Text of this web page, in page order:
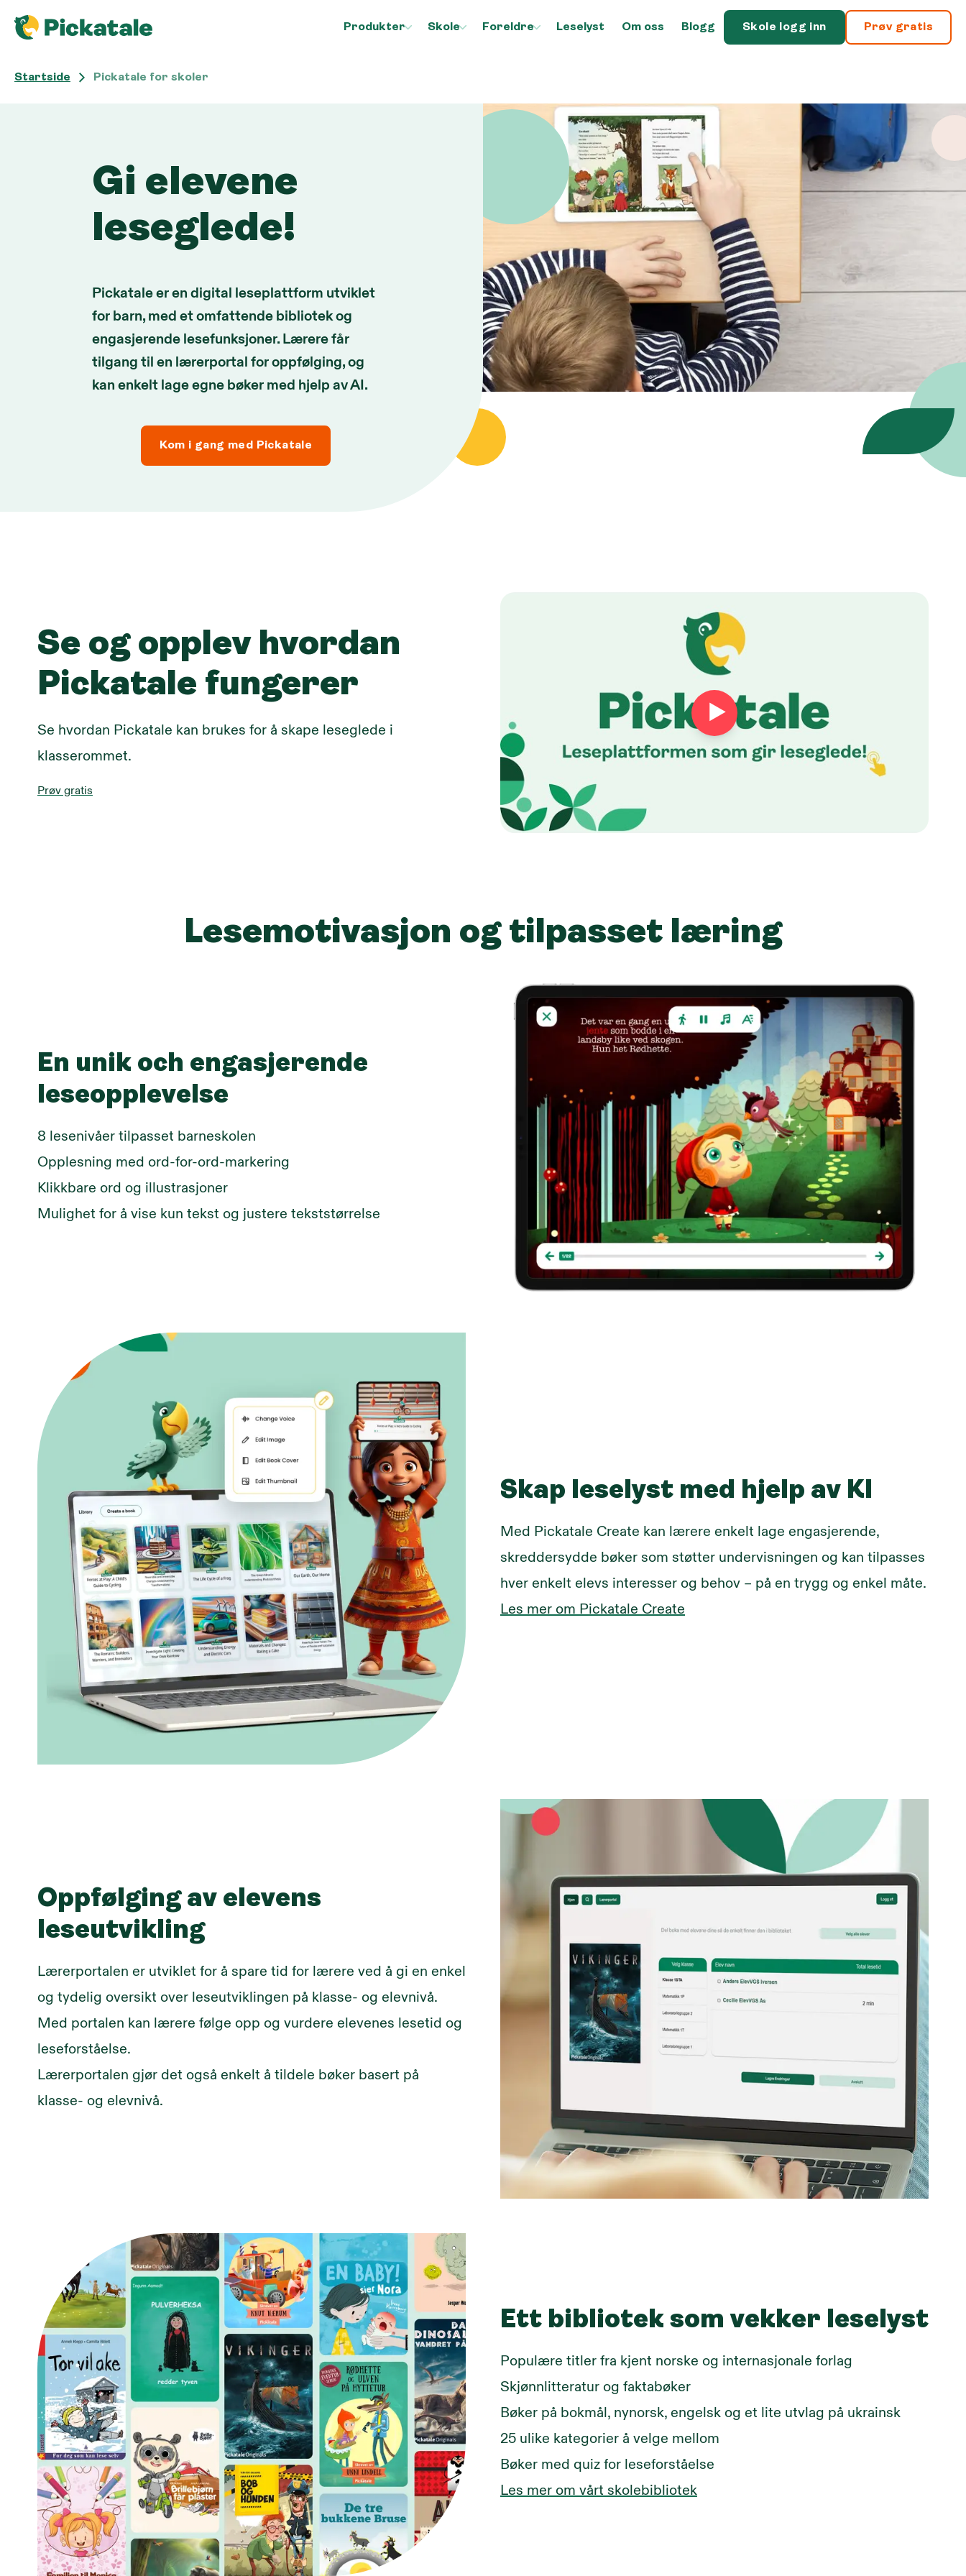
Produkter Skole Foreldre Leselyst Om oss Blogg Skole logg inn Prøv gratis
Startside Pickatale for skoler
Gi elevene
leseglede!
Pickatale er en digital leseplattform utviklet
for barn, med et omfattende bibliotek og
engasjerende lesefunksjoner. Lærere får
tilgang til en lærerportal for oppfølging, og
kan enkelt lage egne bøker med hjelp av AI.
Kom i gang med Pickatale
Se og opplev hvordan
Pickatale fungerer
Se hvordan Pickatale kan brukes for å skape leseglede i
klasserommet.
Prøv gratis
Lesemotivasjon og tilpasset læring
En unik och engasjerende
leseopplevelse
8 lesenivåer tilpasset barneskolen
Opplesning med ord-for-ord-markering
Klikkbare ord og illustrasjoner
Mulighet for å vise kun tekst og justere tekststørrelse
Skap leselyst med hjelp av KI
Med Pickatale Create kan lærere enkelt lage engasjerende,
skreddersydde bøker som støtter undervisningen og kan tilpasses
hver enkelt elevs interesser og behov – på en trygg og enkel måte.
Les mer om Pickatale Create
Oppfølging av elevens
leseutvikling
Lærerportalen er utviklet for å spare tid for lærere ved å gi en enkel
og tydelig oversikt over leseutviklingen på klasse- og elevnivå.
Med portalen kan lærere følge opp og vurdere elevenes lesetid og
leseforståelse.
Lærerportalen gjør det også enkelt å tildele bøker basert på
klasse- og elevnivå.
Ett bibliotek som vekker leselyst
Populære titler fra kjent norske og internasjonale forlag
Skjønnlitteratur og faktabøker
Bøker på bokmål, nynorsk, engelsk og et lite utvlag på ukrainsk
25 ulike kategorier å velge mellom
Bøker med quiz for leseforståelse
Les mer om vårt skolebibliotek